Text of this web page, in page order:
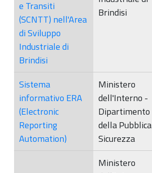
e Transiti
(SCNTT) nell'Area
di Sviluppo
Industriale di
Brindisi
Brindisi
Sistema
informativo ERA
(Electronic
Reporting
Automation)
Ministero
dell'Interno -
Dipartimento
della Pubblica
Sicurezza
Ministero